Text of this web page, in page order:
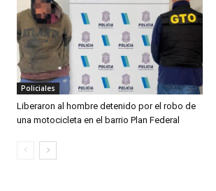
Policiales
Liberaron al hombre detenido por el robo de
una motocicleta en el barrio Plan Federal